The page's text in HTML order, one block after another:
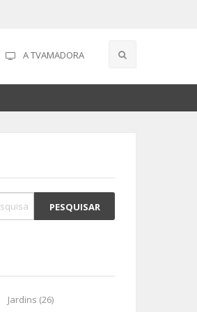
A TVAMADORA
Jardins (26)